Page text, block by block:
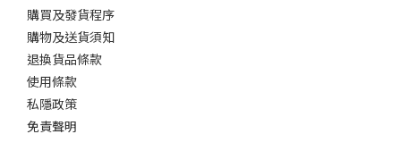
購買及發貨程序
購物及送貨須知
退換貨品條款
使用條款
私隱政策
免責聲明